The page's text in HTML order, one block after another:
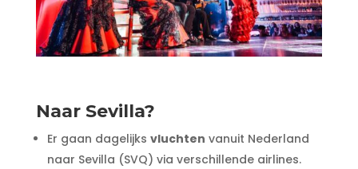
Naar Sevilla?
Er gaan dagelijks vluchten vanuit Nederland
naar Sevilla (SVQ) via verschillende airlines.